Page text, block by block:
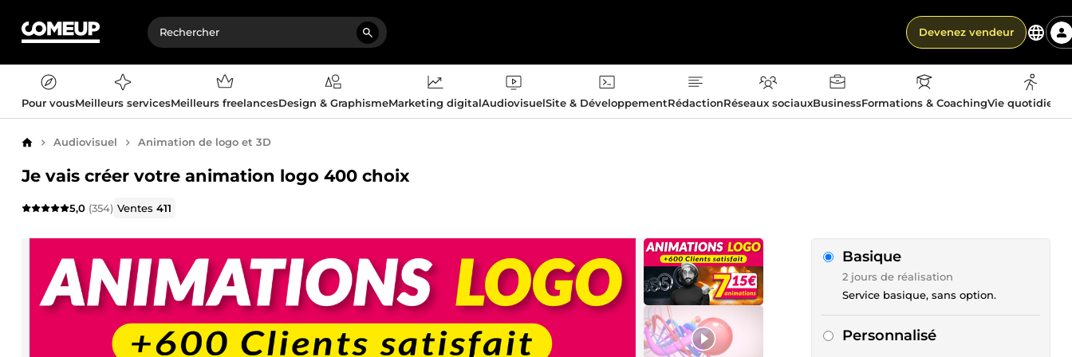
Devenez vendeur
Pour vousMeilleurs servicesMeilleurs freelancesDesign & GraphismeMarketing digitalAudiovisuelSite & DéveloppementRédactionRéseaux sociauxBusinessFormations & CoachingVie
AccueilAudiovisuel Animation de logo et 3D
Je vais créer votre animation logo 400 choix
5,0 (354) Ventes411
Basique
2 jours de réalisation
Service basique, sans option.
Personnalisé